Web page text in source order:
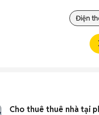
Điện
Cho thuê thuê nhà tại